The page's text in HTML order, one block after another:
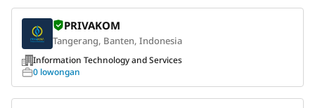
PRIVAKOM
Tangerang, Banten, Indonesia
Information Technology and Services
0 lowongan